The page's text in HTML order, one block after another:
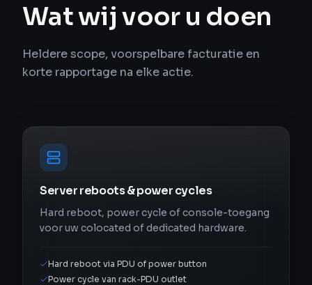
Wat wij voor u doen
Heldere scope, voorspelbare facturatie en
korte rapportage na elke actie.
Server reboots & power cycles
Hard reboot, power cycle of console-toegang
voor uw colocated of dedicated hardware.
Hard reboot via PDU of power button
Power cycle van rack-PDU outlet